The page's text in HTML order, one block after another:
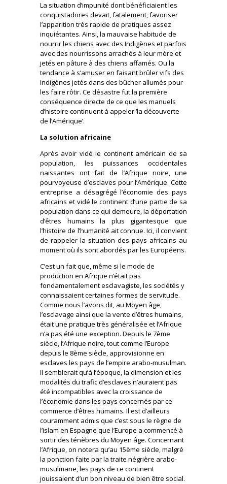
La situation d’impunité dont bénéficiaient les
conquistadores devait, fatalement, favoriser
l’apparition très rapide de pratiques assez
inquiétantes. Ainsi, la mauvaise habitude de
nourrir les chiens avec des Indigènes et parfois
avec des nourrissons arrachés à leur mère et
jetés en pâture à des chiens affamés. Ou la
tendance à s’amuser en faisant brûler vifs des
Indigènes jetés dans des bûcher allumés pour
les faire rôtir. Ce désastre fut la première
conséquence directe de ce que les manuels
d’histoire continuent à appeler ‘la découverte
de l’Amérique’.
La solution africaine
Après avoir vidé le continent américain de sa
population, les puissances occidentales
naissantes ont fait de l’Afrique noire, une
pourvoyeuse d’esclaves pour l’Amérique. Cette
entreprise a désagrégé l’économie des pays
africains et vidé le continent d’une partie de sa
population dans ce qui demeure, la déportation
d’êtres humains la plus gigantesque que
l’histoire de l’humanité ait connue. Ici, il convient
de rappeler la situation des pays africains au
moment où ils sont abordés par les Européens.
C’est un fait que, même si le mode de
production en Afrique n’était pas
fondamentalement esclavagiste, les sociétés y
connaissaient certaines formes de servitude.
Comme nous l’avons dit, au Moyen âge,
l’esclavage ainsi que la vente d’êtres humains,
était une pratique très généralisée et l’Afrique
n’a pas été une exception. Depuis le 7ème
siècle, l’Afrique noire, tout comme l’Europe
depuis le 8ème siècle, approvisionne en
esclaves les pays de l’empire arabo-musulman.
Il semblerait qu’à l’époque, la dimension et les
modalités du trafic d’esclaves n’auraient pas
été incompatibles avec la croissance de
l’économie dans les pays concernés par ce
commerce d’êtres humains. Il est d’ailleurs
couramment admis que c’est sous le règne de
l’islam en Espagne que l’Europe a commencé à
sortir des ténèbres du Moyen âge. Concernant
l’Afrique, on notera qu’au 15ème siècle, malgré
la ponction faite par la traite négrière arabo-
musulmane, les pays de ce continent
jouissaient d’un bon niveau de bien être social.